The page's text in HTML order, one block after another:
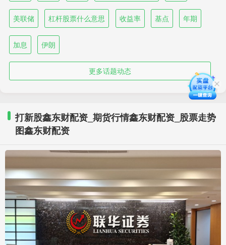
美联储 杠杆股票什么意思 收益率 基点 年期
加息 伊朗
更多话题动态
打新股鑫东财配资_期货行情鑫东财配资_股票走势
图鑫东财配资